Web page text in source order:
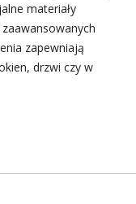
materiały
zapewniają
drzwi czy w